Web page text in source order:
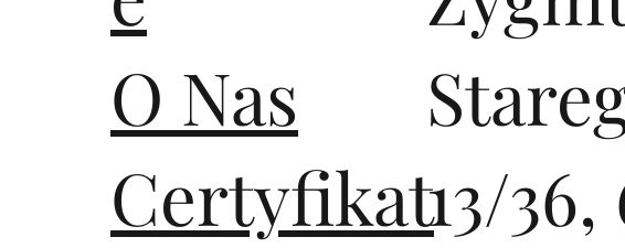
O Nas
Certyfikat13/